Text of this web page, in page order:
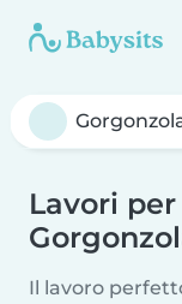
Lavori
Il lavoro